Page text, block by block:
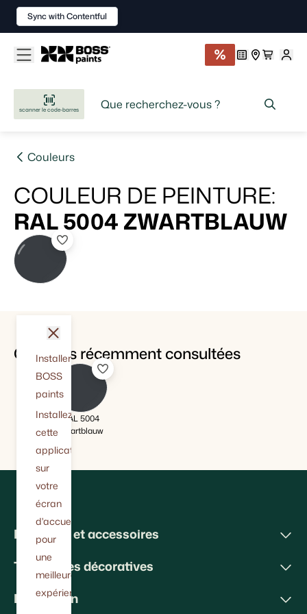
scanner le code-barres
Couleurs
COULEUR DE PEINTURE:
RAL 5004 ZWARTBLAUW
Couleurs récemment consultées
RAL 5004
Zwartblauw
Peintures et accessoires
Techniques décoratives
Inspiration
Installer
BOSS
paints
Installez
cette
application
sur
votre
écran
d'accueil
pour
une
meilleure
expérience.
fermer
Sync with Contentful